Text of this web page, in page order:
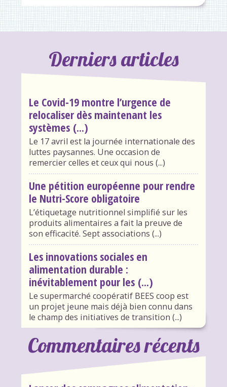
Derniers articles
Le Covid-19 montre l’urgence de
relocaliser dès maintenant les
systèmes (...)
Le 17 avril est la journée internationale des
luttes paysannes. Une occasion de
remercier celles et ceux qui nous (...)
Une pétition européenne pour rendre
le Nutri-Score obligatoire
L’étiquetage nutritionnel simplifié sur les
produits alimentaires a fait la preuve de
son efficacité. Sept associations (...)
Les innovations sociales en
alimentation durable :
inévitablement pour les (...)
Le supermarché coopératif BEES coop est
un projet jeune mais déjà bien connu dans
le champ des initiatives de transition (...)
Commentaires récents